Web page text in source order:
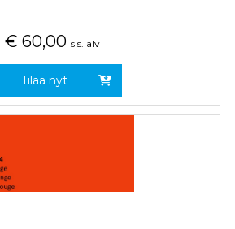
€ 60,00 sis. alv
Tilaa nyt